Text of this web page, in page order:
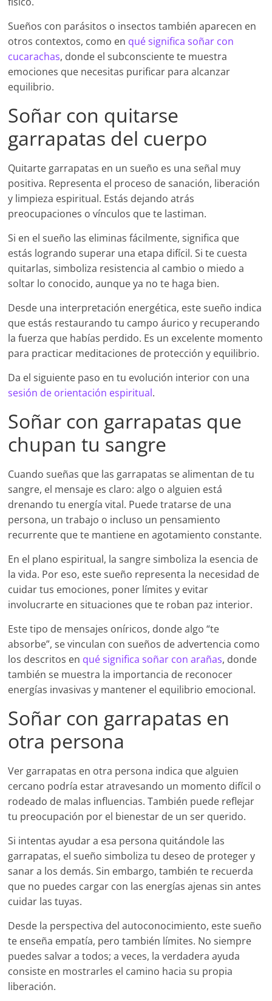
Sueños con parásitos o insectos también aparecen en
otros contextos, como en qué significa soñar con
cucarachas, donde el subconsciente te muestra
emociones que necesitas purificar para alcanzar
equilibrio.
Soñar con quitarse
garrapatas del cuerpo
Quitarte garrapatas en un sueño es una señal muy
positiva. Representa el proceso de sanación, liberación
y limpieza espiritual. Estás dejando atrás
preocupaciones o vínculos que te lastiman.
Si en el sueño las eliminas fácilmente, significa que
estás logrando superar una etapa difícil. Si te cuesta
quitarlas, simboliza resistencia al cambio o miedo a
soltar lo conocido, aunque ya no te haga bien.
Desde una interpretación energética, este sueño indica
que estás restaurando tu campo áurico y recuperando
la fuerza que habías perdido. Es un excelente momento
para practicar meditaciones de protección y equilibrio.
Da el siguiente paso en tu evolución interior con una
sesión de orientación espiritual.
Soñar con garrapatas que
chupan tu sangre
Cuando sueñas que las garrapatas se alimentan de tu
sangre, el mensaje es claro: algo o alguien está
drenando tu energía vital. Puede tratarse de una
persona, un trabajo o incluso un pensamiento
recurrente que te mantiene en agotamiento constante.
En el plano espiritual, la sangre simboliza la esencia de
la vida. Por eso, este sueño representa la necesidad de
cuidar tus emociones, poner límites y evitar
involucrarte en situaciones que te roban paz interior.
Este tipo de mensajes oníricos, donde algo “te
absorbe”, se vinculan con sueños de advertencia como
los descritos en qué significa soñar con arañas, donde
también se muestra la importancia de reconocer
energías invasivas y mantener el equilibrio emocional.
Soñar con garrapatas en
otra persona
Ver garrapatas en otra persona indica que alguien
cercano podría estar atravesando un momento difícil o
rodeado de malas influencias. También puede reflejar
tu preocupación por el bienestar de un ser querido.
Si intentas ayudar a esa persona quitándole las
garrapatas, el sueño simboliza tu deseo de proteger y
sanar a los demás. Sin embargo, también te recuerda
que no puedes cargar con las energías ajenas sin antes
cuidar las tuyas.
Desde la perspectiva del autoconocimiento, este sueño
te enseña empatía, pero también límites. No siempre
puedes salvar a todos; a veces, la verdadera ayuda
consiste en mostrarles el camino hacia su propia
liberación.